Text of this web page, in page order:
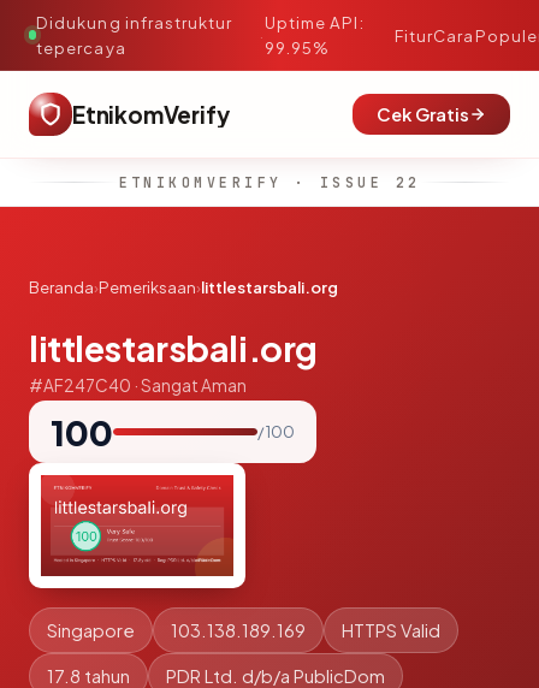
Didukung infrastruktur
tepercaya
·
Uptime API:
99.95%
FiturCara
EtnikomVerify Cek Gratis
ETNIKOMVERIFY · ISSUE 22
Beranda›Pemeriksaan›littlestarsbali.org
littlestarsbali.org
#AF247C40 · Sangat Aman
100 / 100
Singapore 103.138.189.169 HTTPS Valid
17.8 tahun PDR Ltd. d/b/a PublicDom